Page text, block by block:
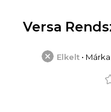
Versa
Elkelt • Márka